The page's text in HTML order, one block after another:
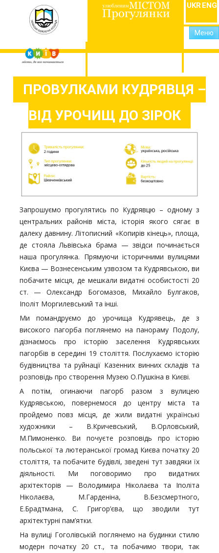
UKRENG
Меню
ПРОВУЛКАМИ КУДРЯВЦЯ –
ВІД УРОЧИЩ ДО ЗІРОК
Запрошуємо прогулятись по Кудрявцю – одному з
центральних районів міста, історія якого сягає в
далеку давнину. Літописний «Копирів кінець», площа,
де стояла Львівська брама — звідси починається
наша прогулянка. Прямуючи історичними вулицями
Києва — Вознесенським узвозом та Кудрявською, ви
побачите місця, де мешкали видатні особистості 20
ст. — Олександр Богомазов, Михайло Булгаков,
Іполіт Моргилевський та інші.
Ми помандруємо до урочища Кудрявець, де з
високого пагорба поглянемо на панораму Подолу,
дізнаємось про історію заселення Кудрявських
пагорбів в середині 19 століття. Послухаємо історію
будівництва та руйнації Казенних винних складів та
розповідь про створення Музею О.Пушкіна в Києві.
А потім, огинаючи пагорб разом з вулицею
Кудрявською, повернемося до центру міста та
пройдемо повз місця, де жили видатні українські
художники – В.Кричевський, В.Орловський,
М.Пимоненко. Ви почуєте розповідь про історію
польської та лютеранської громад Києва початку 20
століття, та побачите будівлі, зведені тут завдяки їх
діяльності. Ми поговоримо про видатних
архітекторів — Володимира Ніколаєва та Іполіта
Ніколаєва, М.Гарденіна, В.Безсмертного,
Е.Брадтмана, С. Григор’єва, що зводили тут
архітектурні пам’ятки.
На вулиці Гоголівській поглянемо на будинки стилю
модерн початку 20 ст., та побачимо твори, так